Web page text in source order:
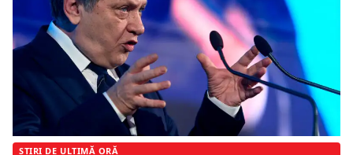
ȘTIRI DE ULTIMĂ ORĂ